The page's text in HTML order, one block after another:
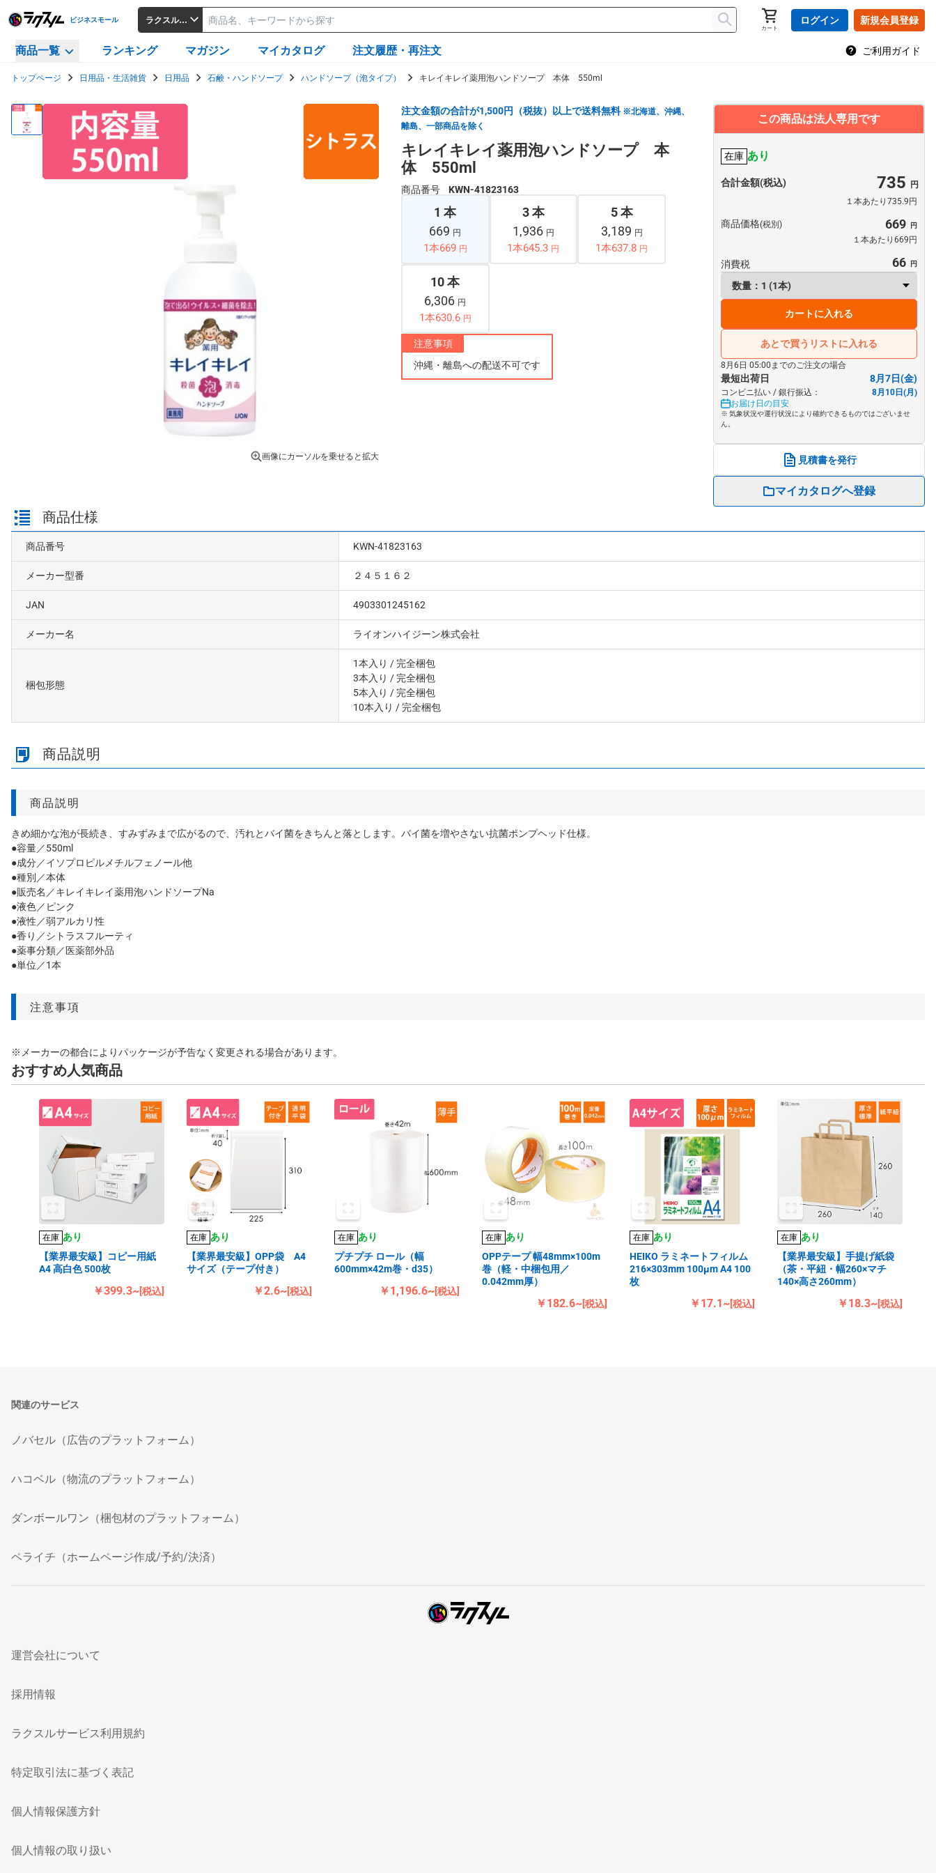
ビジネスモール ラクスルビジネスモール
カート
ログイン 新規会員登録
商品一覧 ランキング マガジン マイカタログ 注文履歴・再注文 ご利用ガイド
トップページ 日用品・生活雑貨 日用品 石鹸・ハンドソープ ハンドソープ（泡タイプ） キレイキレイ薬用泡ハンドソープ 本体 550ml
画像にカーソルを乗せると拡大
注文金額の合計が1,500円（税抜）以上で送料無料 ※北海道、沖縄、
離島、一部商品を除く
キレイキレイ薬用泡ハンドソープ 本
体 550ml
商品番号 KWN-41823163
1 本
669 円
1本669 円
3 本
1,936 円
1本645.3 円
5 本
3,189 円
1本637.8 円
10 本
6,306 円
1本630.6 円
注意事項
沖縄・離島への配送不可です
この商品は法人専用です
在庫 あり
合計金額(税込) 735
１本あたり735.9円
商品価格(税別) 669
１本あたり669円
消費税 66
カートに入れる
あとで買うリストに入れる
8月6日 05:00までのご注文の場合
最短出荷日 8月7日(金)
コンビニ払い / 銀行振込：
8月10日(月)
お届け日の目安
※ 気象状況や運行状況により確約できるものではございませ
ん。
見積書を発行
マイカタログへ登録
商品仕様
商品番号 KWN-41823163
メーカー型番 ２４５１６２
JAN 4903301245162
メーカー名 ライオンハイジーン株式会社
梱包形態
1本入り / 完全梱包
3本入り / 完全梱包
5本入り / 完全梱包
10本入り / 完全梱包
商品説明
商品説明
きめ細かな泡が長続き、すみずみまで広がるので、汚れとバイ菌をきちんと落とします。バイ菌を増やさない抗菌ポンプヘッド仕様。
●容量／550ml
●成分／イソプロピルメチルフェノール他
●種別／本体
●販売名／キレイキレイ薬用泡ハンドソープNa
●液色／ピンク
●液性／弱アルカリ性
●香り／シトラスフルーティ
●薬事分類／医薬部外品
●単位／1本
注意事項
※メーカーの都合によりパッケージが予告なく変更される場合があります。
おすすめ人気商品
在庫 あり
【業界最安級】コピー用紙
A4 高白色 500枚
￥399.3~[税込]
在庫 あり
【業界最安級】OPP袋 A4
サイズ（テープ付き）
￥2.6~[税込]
在庫 あり
プチプチ ロール（幅
600mm×42m巻・d35）
￥1,196.6~[税込]
在庫 あり
OPPテープ 幅48mm×100m
巻（軽・中梱包用／
0.042mm厚）
￥182.6~[税込]
在庫 あり
HEIKO ラミネートフィルム
216×303mm 100μm A4 100
枚
￥17.1~[税込]
在庫 あり
【業界最安級】手提げ紙袋
（茶・平紐・幅260×マチ
140×高さ260mm）
￥18.3~[税込]
関連のサービス
ノバセル（広告のプラットフォーム）
ハコベル（物流のプラットフォーム）
ダンボールワン（梱包材のプラットフォーム）
ペライチ（ホームページ作成/予約/決済）
運営会社について
採用情報
ラクスルサービス利用規約
特定取引法に基づく表記
個人情報保護方針
個人情報の取り扱い